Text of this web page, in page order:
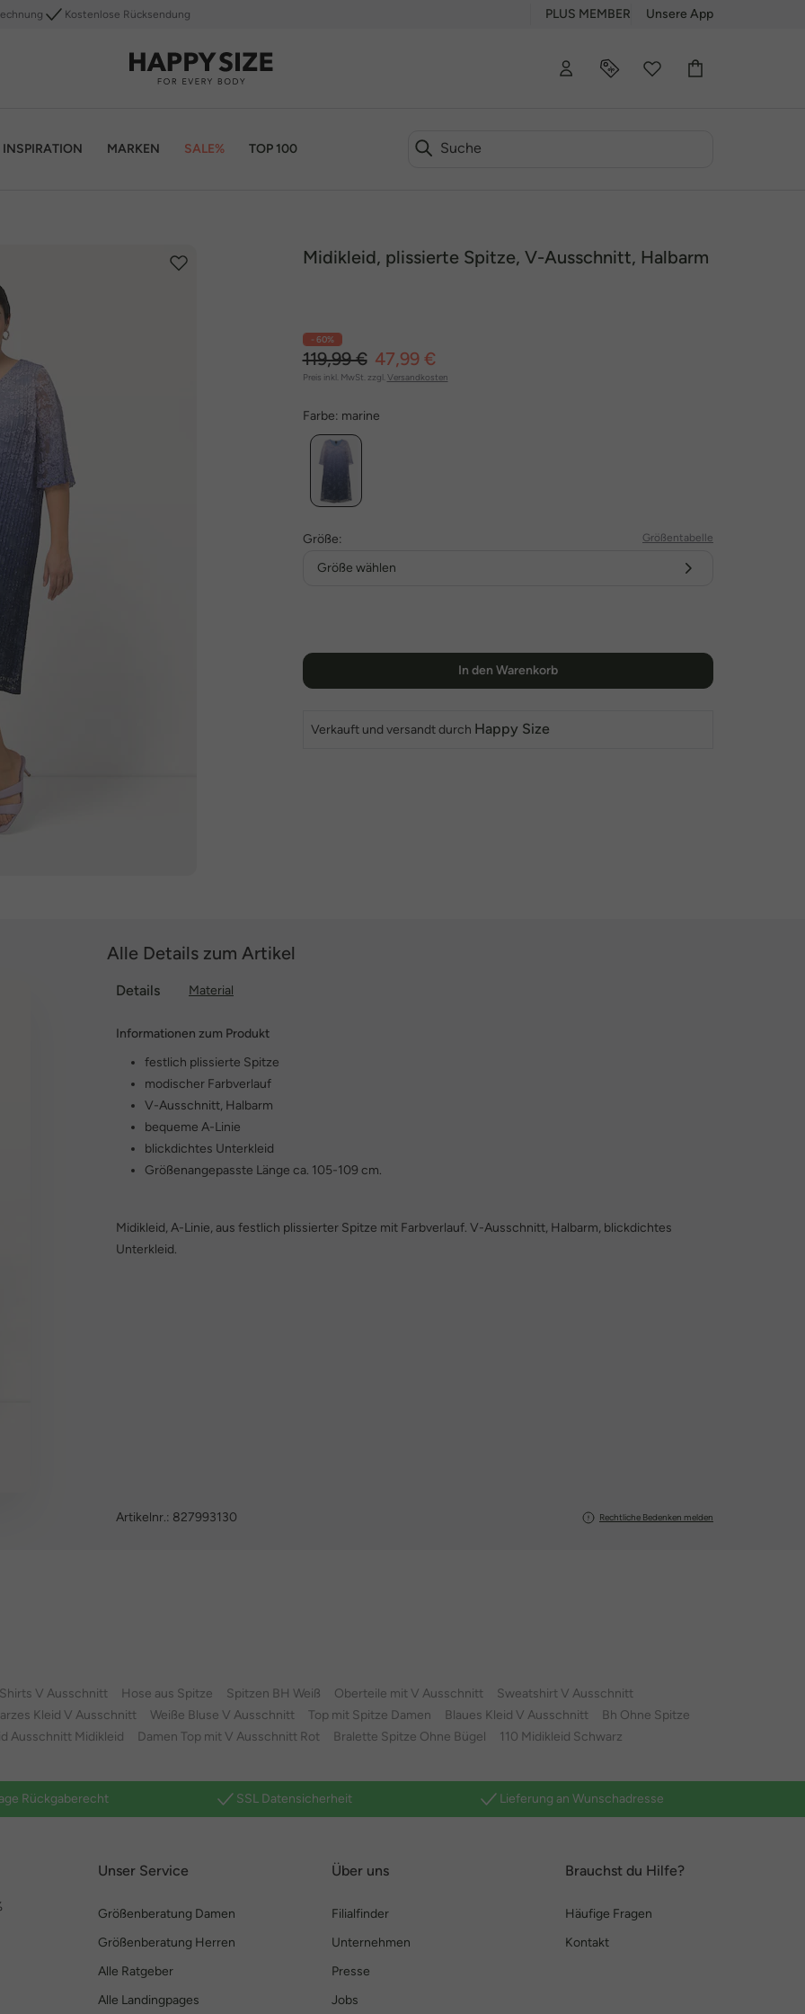
Kostenlose Rücksendung PLUS MEMBER Unsere App
INSPIRATION MARKEN SALE% TOP 100
Midikleid, plissierte Spitze, V-Ausschnitt, Halbarm
- 60%
119,99 € 47,99 €
Preis inkl. MwSt. zzgl. Versandkosten
Farbe: marine
Größe: Größentabelle
Größe wählen
In den Warenkorb
Verkauft und versandt durch Happy Size
Alle Details zum Artikel
Details Material
Informationen zum Produkt
festlich plissierte Spitze
modischer Farbverlauf
V-Ausschnitt, Halbarm
bequeme A-Linie
blickdichtes Unterkleid
Größenangepasste Länge ca. 105-109 cm.
Midikleid, A-Linie, aus festlich plissierter Spitze mit Farbverlauf. V-Ausschnitt, Halbarm, blickdichtes
Unterkleid.
Artikelnr.: 827993130 Rechtliche Bedenken melden
V Ausschnitt Hose aus Spitze Spitzen BH Weiß Oberteile mit V Ausschnitt
Sweatshirt V Ausschnitt
Kleid V Ausschnitt
Weiße Bluse V Ausschnitt Top mit Spitze Damen Blaues Kleid V Ausschnitt
Bh Ohne Spitze
Ausschnitt Midikleid
Damen Top mit V Ausschnitt Rot Bralette Spitze Ohne Bügel 110 Midikleid Schwarz
Rückgaberecht SSL Datensicherheit Lieferung an Wunschadresse
Unser Service
Größenberatung Damen
Größenberatung Herren
Alle Ratgeber
Alle Landingpages
Über uns
Filialfinder
Unternehmen
Presse
Jobs
Brauchst du Hilfe?
Häufige Fragen
Kontakt